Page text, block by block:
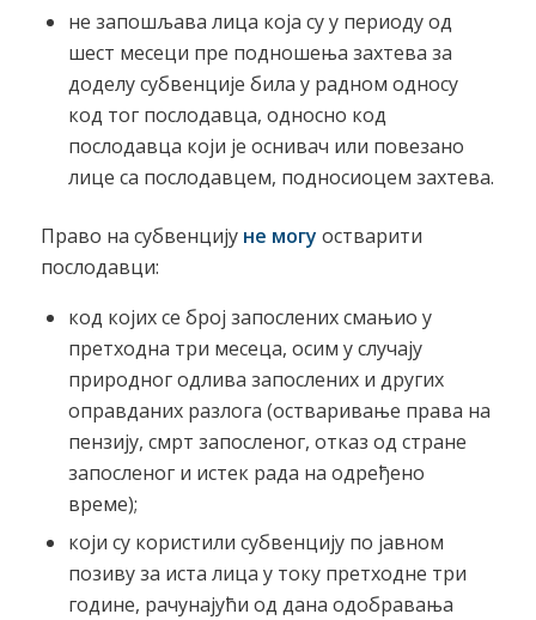
не запошљава лица која су у периоду од
шест месеци пре подношења захтева за
доделу субвенције била у радном односу
код тог послодавца, односно код
послодавца који је оснивач или повезано
лице са послодавцем, подносиоцем захтева.
Право на субвенцију не могу остварити
послодавци:
код којих се број запослених смањио у
претходна три месеца, осим у случају
природног одлива запослених и других
оправданих разлога (остваривање права на
пензију, смрт запосленог, отказ од стране
запосленог и истек рада на одређено
време);
који су користили субвенцију по јавном
позиву за иста лица у току претходнe три
годинe, рачунајући од дана одобравања